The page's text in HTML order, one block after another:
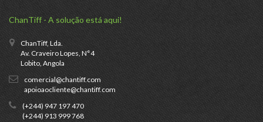
ChanTiff - A solução está aqui!
ChanTiff, Lda.
Av. Craveiro Lopes, N°4
Lobito, Angola
comercial@chantiff.com
apoioaocliente@chantiff.com
(+244) 947 197 470
(+244) 913 999 768